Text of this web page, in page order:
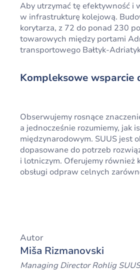
Aby utrzymać tę efektywność i
w infrastrukturę kolejową.
korytarza, z 72 do ponad 230
towarowych między portami
transportowego Bałtyk-
Kompleksowe
Obserwujemy rosnące
a jednocześnie rozumiemy, jak
międzynarodowym. SUUS jest
dopasowane do potrzeb
i lotniczym. Oferujemy również
obsługi odpraw celnych
Autor
Miša Rizmanovski
Managing Director Rohlig